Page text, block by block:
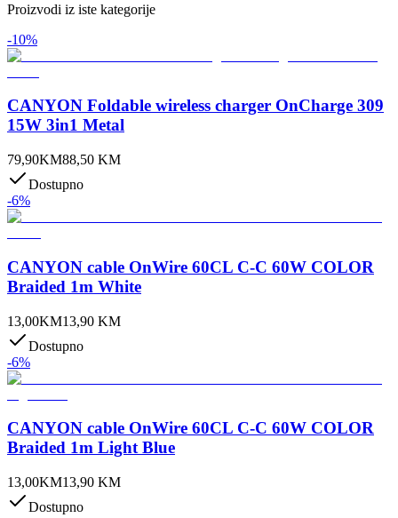
Proizvodi iz iste kategorije
-10%
CANYON Foldable wireless charger OnCharge 309
15W 3in1 Metal
79,90KM88,50 KM
Dostupno
-6%
CANYON cable OnWire 60CL C-C 60W COLOR
Braided 1m White
13,00KM13,90 KM
Dostupno
-6%
CANYON cable OnWire 60CL C-C 60W COLOR
Braided 1m Light Blue
13,00KM13,90 KM
Dostupno